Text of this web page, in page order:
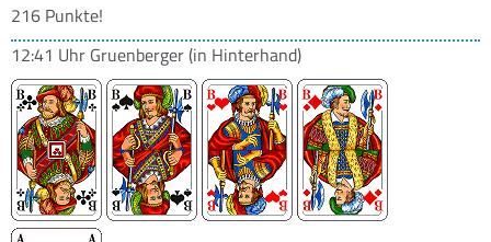
216 Punkte!
12:41 Uhr Gruenberger(in Hinterhand)